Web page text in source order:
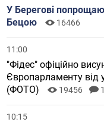
У Берегові
Бецою
16466
11:00
"Фідес" офіційно
Європарламенту від
(ФОТО)
19456
10:15